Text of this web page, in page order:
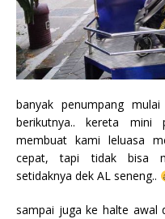
banyak penumpang
berikutnya.. kereta mini
membuat kami leluasa
cepat, tapi tidak bisa
setidaknya dek AL seneng..
sampai juga ke halte awal